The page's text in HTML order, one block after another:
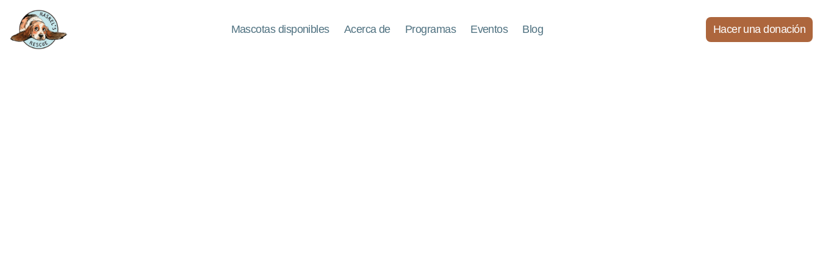
Mascotas disponibles Acerca de Programas Eventos Blog Hacer una donación